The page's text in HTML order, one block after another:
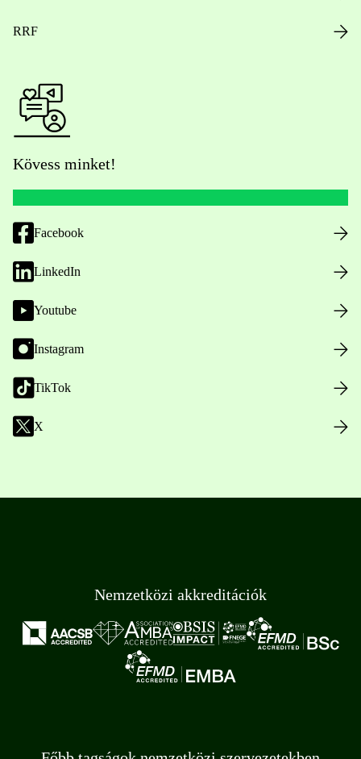
RRF
Kövess minket!
Facebook
LinkedIn
Youtube
Instagram
TikTok
X
Nemzetközi akkreditációk